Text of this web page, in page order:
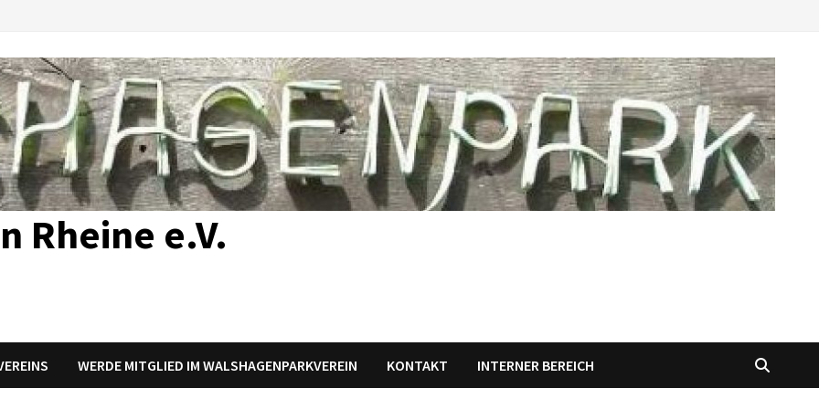
Rheine e.V.
WERDE MITGLIED IM WALSHAGENPARKVEREIN KONTAKT INTERNER BEREICH